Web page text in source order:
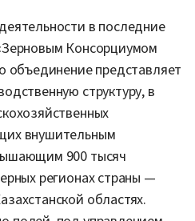
в последние
Консорциумом
объединение представляет
структуру, в
внушительным
900 тысяч
регионах страны —
областях.